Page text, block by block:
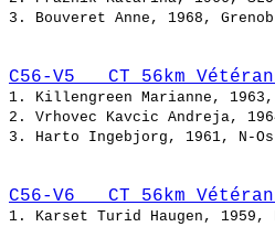
3. Bouveret Anne,
C56-V5   CT 56km
1. Killengreen
2. Vrhovec Kavcic Andreja,
3. Harto Ingebjorg,
C56-V6   CT 56km
1. Karset Turid Haugen,